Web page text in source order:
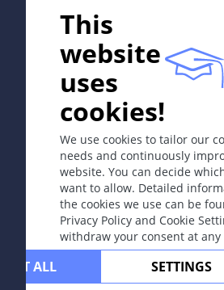
男性型秃发、激素诱导的秃发。
渐进的、雄激素依赖的毛发脱落，
和自然老化有关，过早发病与潜在
病因和发病机理
属多基因遗传。雄激素代谢异常，
增加，导致靶器官二氢睾酮水平升
渐进性和持续性头发脱落，对称分
或大部分头皮。
定位
This
website
uses
cookies!
We use cookies to tailor our
needs and continuously
website. You can decide
want to allow. Detailed
the cookies we use can be
Privacy Policy and Cookie
withdraw your consent at any
ALL SETTINGS
In collaboration with Erasmus+
Copyright © 2003-2026
Founding Editor Guenter Burg,
Coordination by Vahid
All rights
Impressum|
policy| Terms of